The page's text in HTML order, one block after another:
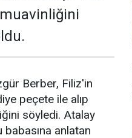
Berber, Filiz'in
peçete ile alıp
söyledi. Atalay
anlatan